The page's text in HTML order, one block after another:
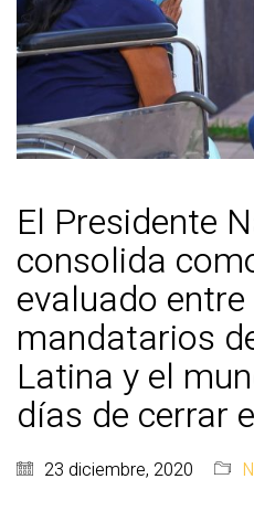
El Presidente
consolida
evaluado
mandatarios
Latina y el
días de cerrar
23 diciembre, 2020